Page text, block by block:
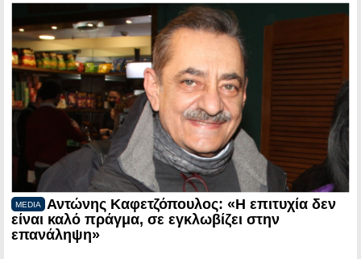
MEDIA
Αντώνης Καφετζόπουλος: «Η επιτυχία δεν
είναι καλό πράγμα, σε εγκλωβίζει στην
επανάληψη»